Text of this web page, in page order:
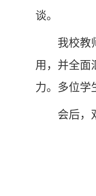
谈。
我校教
用，并全面
力。多位学
会后，